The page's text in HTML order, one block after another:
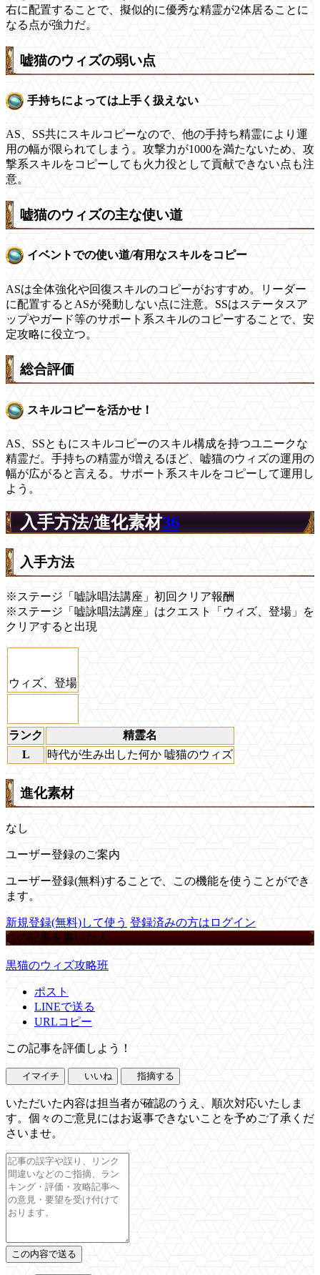
右に配置することで、擬似的に優秀な精霊が2体居ることに
なる点が強力だ。
嘘猫のウィズの弱い点
手持ちによっては上手く扱えない
AS、SS共にスキルコピーなので、他の手持ち精霊により運
用の幅が限られてしまう。攻撃力が1000を満たないため、攻
撃系スキルをコピーしても火力役として貢献できない点も注
意。
嘘猫のウィズの主な使い道
イベントでの使い道/有用なスキルをコピー
ASは全体強化や回復スキルのコピーがおすすめ。リーダー
に配置するとASが発動しない点に注意。SSはステータスア
ップやガード等のサポート系スキルのコピーすることで、安
定攻略に役立つ。
総合評価
スキルコピーを活かせ！
AS、SSともにスキルコピーのスキル構成を持つユニークな
精霊だ。手持ちの精霊が増えるほど、嘘猫のウィズの運用の
幅が広がると言える。サポート系スキルをコピーして運用し
よう。
入手方法/進化素材36
入手方法
※ステージ「嘘詠唱法講座」初回クリア報酬
※ステージ「嘘詠唱法講座」はクエスト「ウィズ、登場」を
クリアすると出現
ウィズ、登場
ランク
精霊名
L
時代が生み出した何か 嘘猫のウィズ
進化素材
なし
ユーザー登録のご案内
ユーザー登録(無料)することで、この機能を使うことができ
ます。
新規登録(無料)して使う 登録済みの方はログイン
この記事を書いた人
黒猫のウィズ攻略班
ポスト
LINEで送る
URLコピー
この記事を評価しよう！
イマイチ いいね 指摘する
いただいた内容は担当者が確認のうえ、順次対応いたしま
す。個々のご意見にはお返事できないことを予めご了承くだ
さいませ。